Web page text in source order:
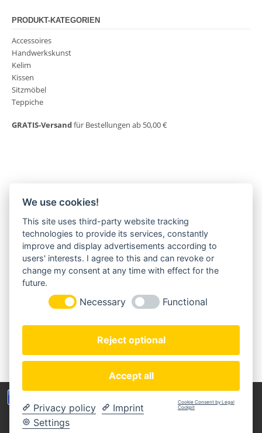
der Webseite zu verbessen. Durch Deinen Besuch
PRODUKT-KATEGORIEN
Accessoires
Handwerkskunst
Kelim
Kissen
Sitzmöbel
Teppiche
GRATIS-Versandfür Bestellungen ab 50,00 €
MORGENLAND-BAZAR
Herderstraße 2
22085 Hamburg
+49(0)40 18 033 286
info@morgenland-bazar.de
www.morgenland-bazar.de
FOLGEN SIE UNS:
MEIN KONTO
ZAHLUNGSARTEN
We use cookies!
This site uses third-party website tracking
technologies to provide its services, constantly
improve and display advertisements according to
users' interests. I agree to this and can revoke or
change my consent at any time with effect for the
future.
Necessary Functional
Reject optional
Accept all
Privacy policy
Imprint
Settings
Cookie Consent by Legal
Cockpit